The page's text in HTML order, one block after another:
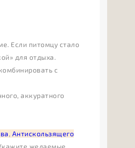
Если питомцу стало
для отдыха.
с
аккуратного
, Антискользящего